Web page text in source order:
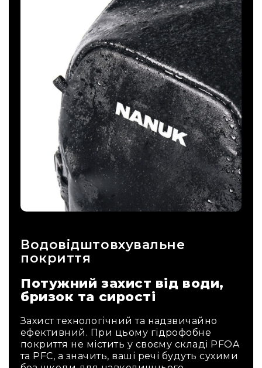
Водовідштовхувальне
покриття
Потужний захист від води,
бризок та сирості
Захист технологічний та надзвичайно
ефективний. При цьому гідрофобне
покриття не містить у своєму складі PFOA
та PFC, а значить, ваші речі будуть сухими